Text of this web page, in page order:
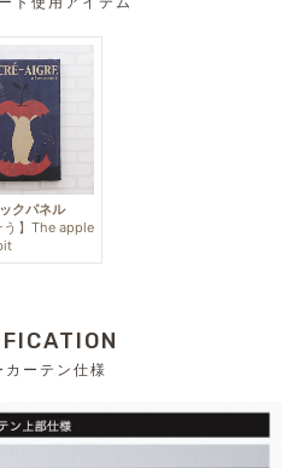
クパネル
う】The apple
カーテン仕様